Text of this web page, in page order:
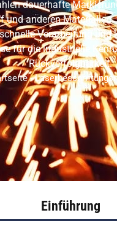
VI
RU
JA
KO
HU
CS
TH
PL
dauerhafte
und anderen Materialien.
Verarbeitung und
für die industrielle
Rückverfolgbarkeit.
-
Einführung